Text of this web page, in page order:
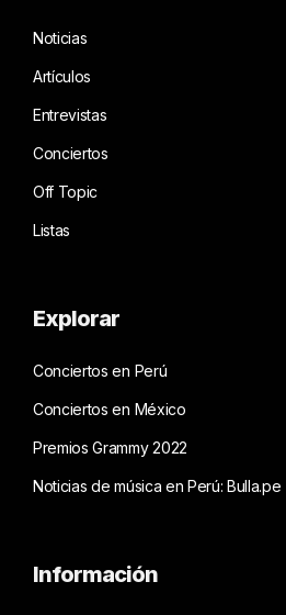
Noticias
Artículos
Entrevistas
Conciertos
Off Topic
Listas
Explorar
Conciertos en Perú
Conciertos en México
Premios Grammy 2022
Noticias de música en Perú: Bulla.pe
Información